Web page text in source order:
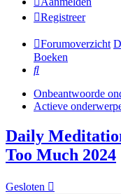
Registreer
Forumoverzicht
Boeken
Zoek
Onbeantwoorde
Actieve
Daily
Too Much 2024
Gesloten